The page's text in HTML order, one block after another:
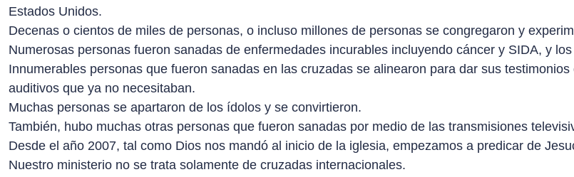
Estados Unidos.
Decenas o cientos de miles de personas, o incluso millones de personas se congregaron y
Numerosas personas fueron sanadas de enfermedades incurables incluyendo cáncer y SIDA, y
Innumerables personas que fueron sanadas en las cruzadas se alinearon para dar sus
auditivos que ya no necesitaban.
Muchas personas se apartaron de los ídolos y se convirtieron.
También, hubo muchas otras personas que fueron sanadas por medio de las transmisiones
Desde el año 2007, tal como Dios nos mandó al inicio de la iglesia, empezamos a predicar de
Nuestro ministerio no se trata solamente de cruzadas internacionales.